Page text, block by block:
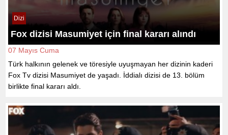
Dizi
Fox dizisi Masumiyet için final kararı alındı
07 Mayıs Cuma
Türk halkının gelenek ve töresiyle uyuşmayan her dizinin kaderi
Fox Tv dizisi Masumiyet de yaşadı. İddialı dizisi de 13. bölüm
birlikte final kararı aldı.